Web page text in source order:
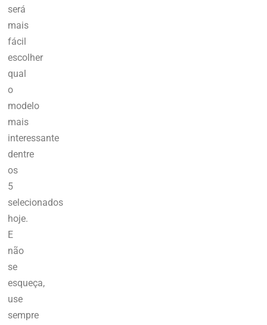
será
mais
fácil
escolher
qual
o
modelo
mais
interessante
dentre
os
5
selecionados
hoje.
E
não
se
esqueça,
use
sempre